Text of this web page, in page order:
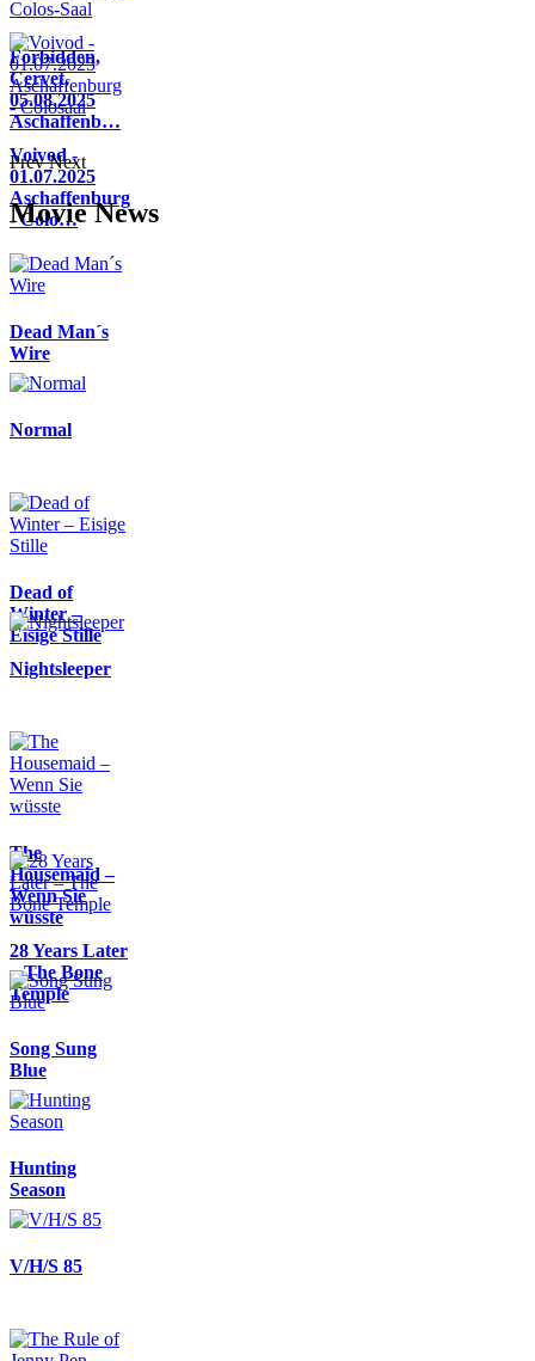
Forbidden,
Cervet,
05.08.2025
Aschaffenb…
Voivod -
01.07.2025
Aschaffenburg
- Colo…
Prev Next
Movie News
Dead Man´s
Wire
Normal
Dead of
Winter –
Eisige Stille
Nightsleeper
The
Housemaid –
Wenn Sie
wüsste
28 Years Later
– The Bone
Temple
Song Sung
Blue
Hunting
Season
V/H/S 85